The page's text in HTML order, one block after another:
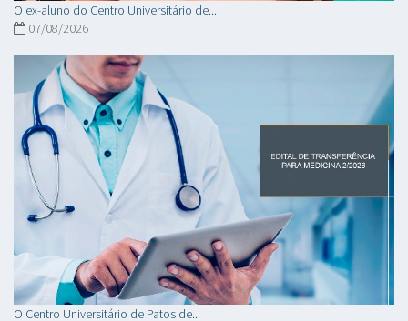
O ex-aluno do Centro Universitário de...
07/08/2026
O Centro Universitário de Patos de...